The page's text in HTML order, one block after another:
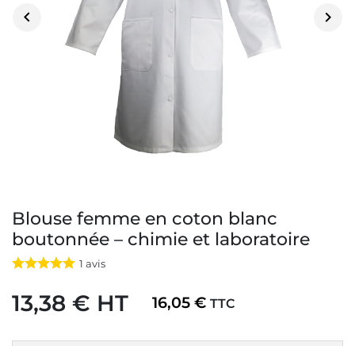
 
Blouse femme en coton blanc
boutonnée – chimie et laboratoire
1 avis
13,38 € HT 16,05 € TTC